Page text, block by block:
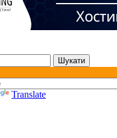
Translate